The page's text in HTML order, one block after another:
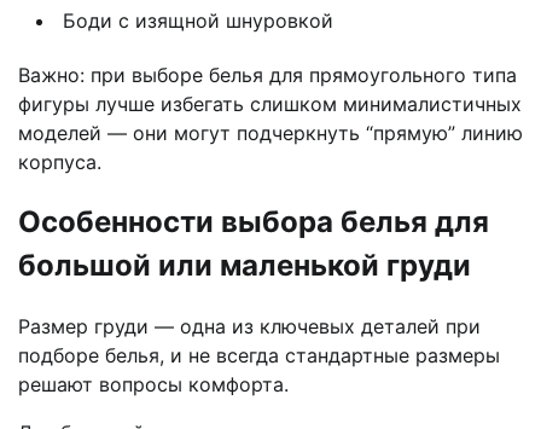
Боди с изящной шнуровкой
Важно: при выборе белья для прямоугольного типа
фигуры лучше избегать слишком минималистичных
моделей — они могут подчеркнуть “прямую” линию
корпуса.
Особенности выбора белья для
большой или маленькой груди
Размер груди — одна из ключевых деталей при
подборе белья, и не всегда стандартные размеры
решают вопросы комфорта.